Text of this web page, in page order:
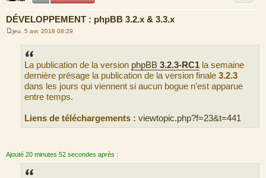
DÉVELOPPEMENT : phpBB 3.2.x & 3.3.x
M
jeu. 5 avr. 2018 08:29
La publication de la version phpBB 3.2.3-RC1 la semaine
dernière présage la publication de la version finale 3.2.3
dans les jours qui viennent si aucun bogue n’est apparue
entre temps.
Liens de téléchargements : viewtopic.php?f=23&t=441
Ajouté 20 minutes 52 secondes après :